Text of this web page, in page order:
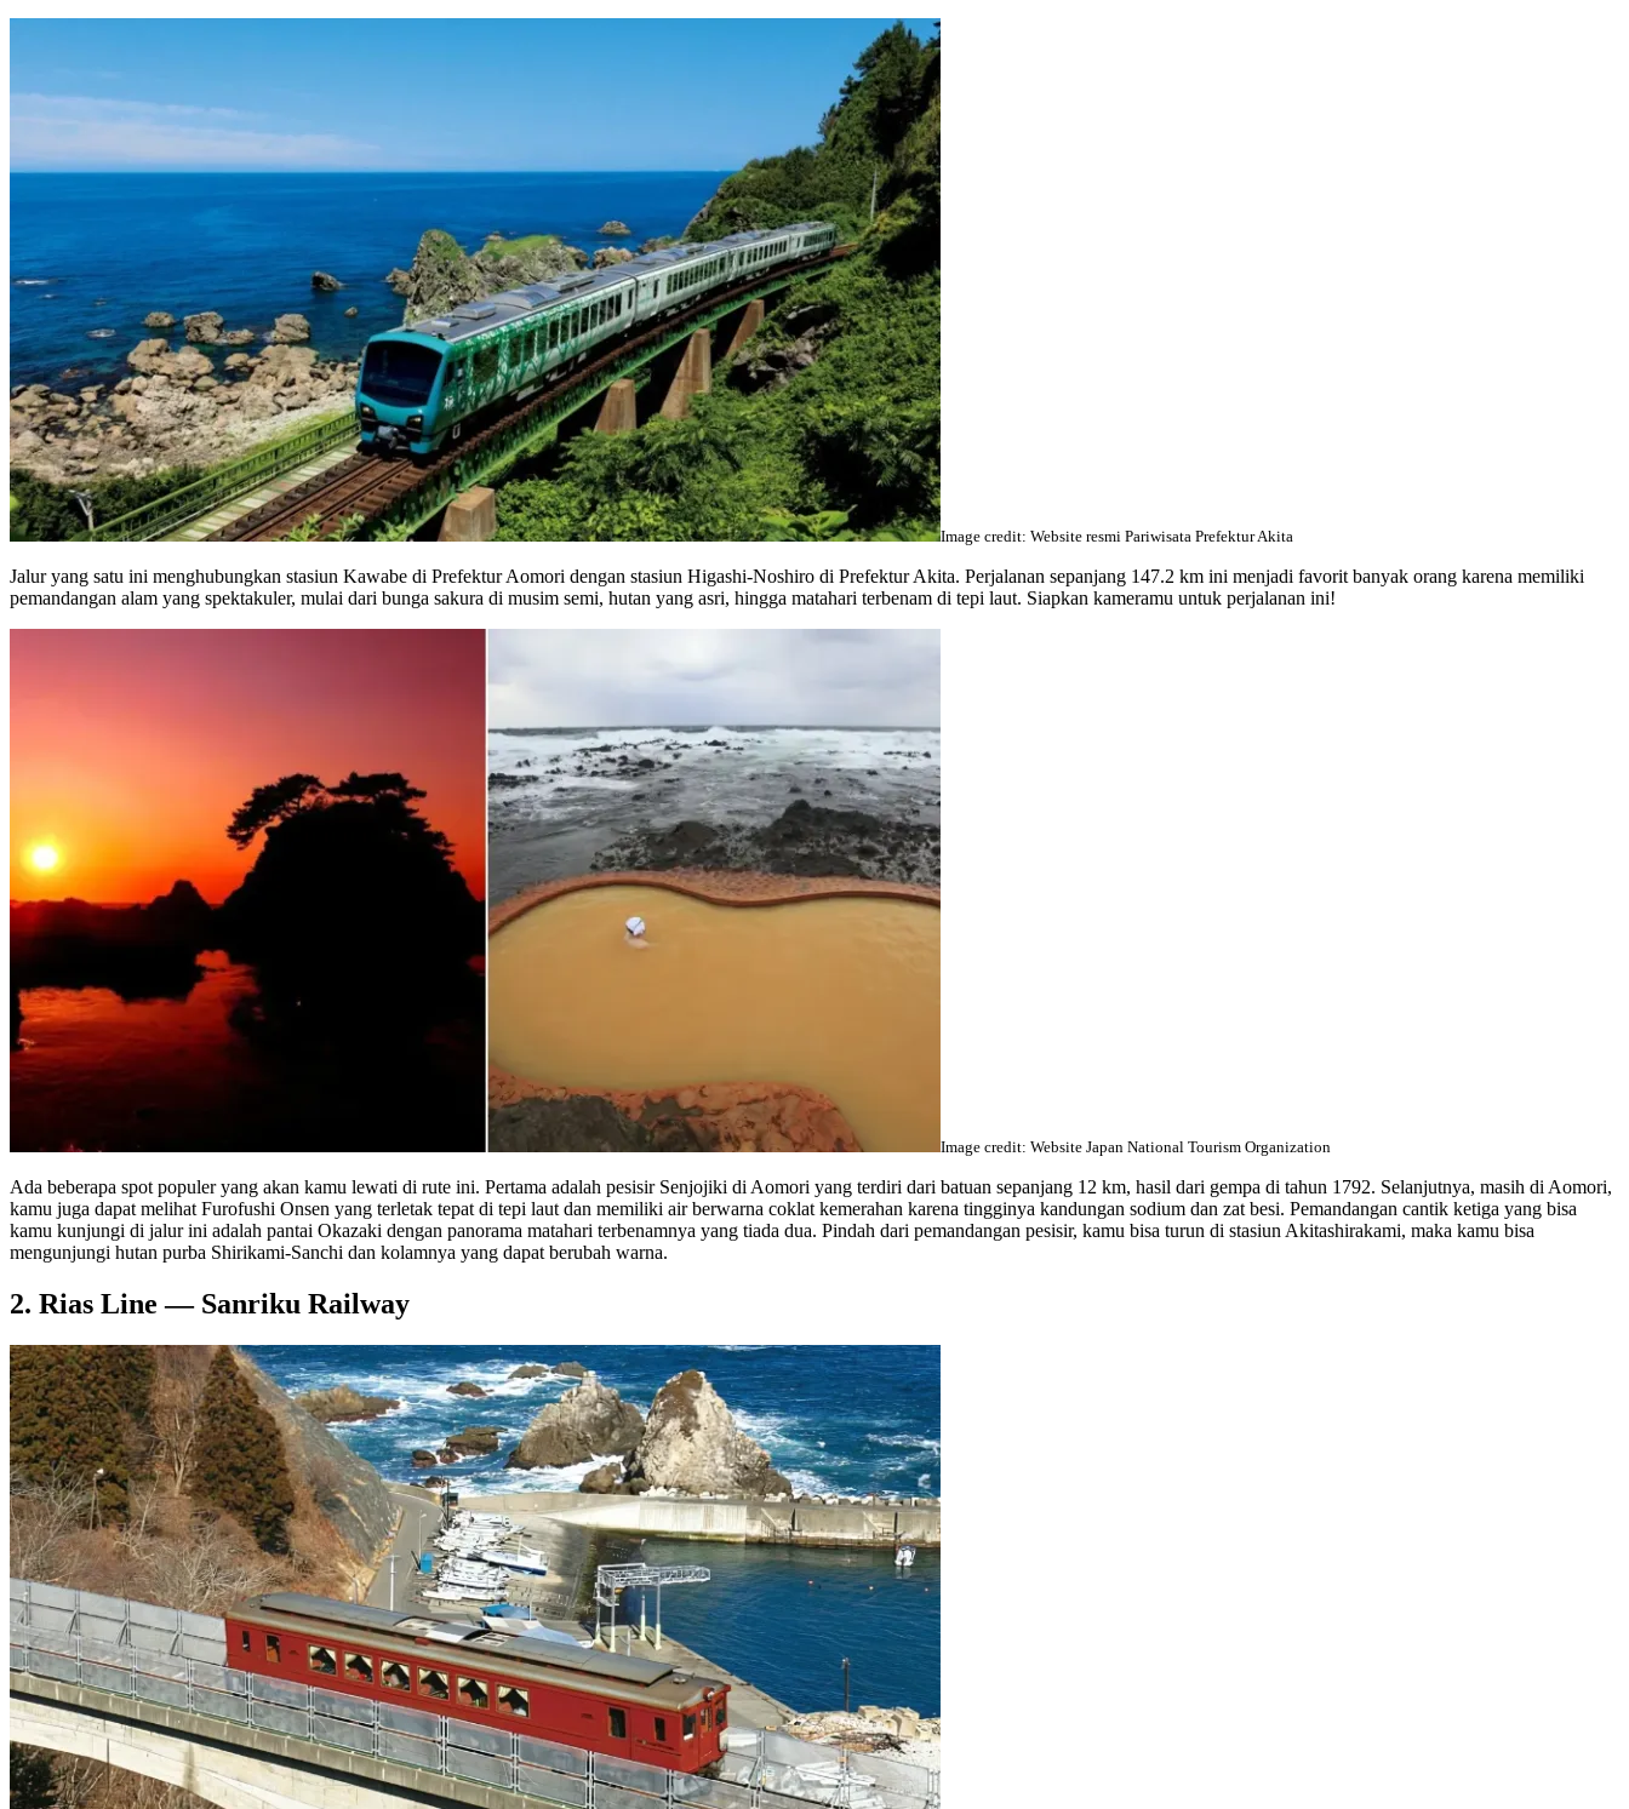
Image credit: Website resmi Pariwisata Prefektur Akita
Jalur yang satu ini menghubungkan stasiun Kawabe di Prefektur Aomori dengan stasiun Higashi-Noshiro di Prefektur Akita. Perjalanan sepanjang 147.2 km ini menjadi favorit banyak orang karena memiliki
pemandangan alam yang spektakuler, mulai dari bunga sakura di musim semi, hutan yang asri, hingga matahari terbenam di tepi laut. Siapkan kameramu untuk perjalanan ini!
Image credit: Website Japan National Tourism Organization
Ada beberapa spot populer yang akan kamu lewati di rute ini. Pertama adalah pesisir Senjojiki di Aomori yang terdiri dari batuan sepanjang 12 km, hasil dari gempa di tahun 1792. Selanjutnya, masih di Aomori,
kamu juga dapat melihat Furofushi Onsen yang terletak tepat di tepi laut dan memiliki air berwarna coklat kemerahan karena tingginya kandungan sodium dan zat besi. Pemandangan cantik ketiga yang bisa
kamu kunjungi di jalur ini adalah pantai Okazaki dengan panorama matahari terbenamnya yang tiada dua. Pindah dari pemandangan pesisir, kamu bisa turun di stasiun Akitashirakami, maka kamu bisa
mengunjungi hutan purba Shirikami-Sanchi dan kolamnya yang dapat berubah warna.
2. Rias Line — Sanriku Railway